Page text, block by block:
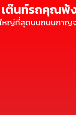
เต๊นท์รถคุณพ้
หญ่ที่สุดบนถนนกาญ